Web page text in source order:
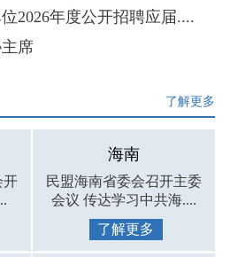
2026年度公开招聘应届....
席
了解更多
开
海南
民盟海南省委会召开主委
会议 传达学习中共海....
了解更多